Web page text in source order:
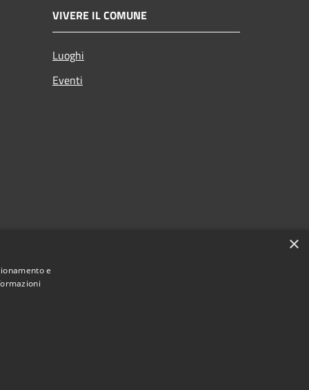
VIVERE IL COMUNE
Luoghi
Eventi
×
e